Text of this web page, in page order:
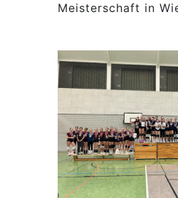
Meisterschaft in